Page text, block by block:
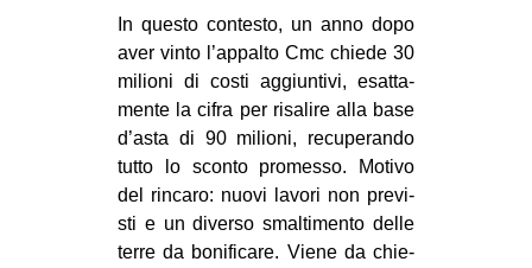
In que­sto con­te­sto, un anno dopo
aver vinto l’appalto Cmc chiede 30
milioni di costi aggiun­tivi, esat­ta­
mente la cifra per risa­lire alla base
d’asta di 90 milioni, recu­pe­rando
tutto lo sconto pro­messo. Motivo
del rin­caro: nuovi lavori non pre­vi­
sti e un diverso smal­ti­mento delle
terre da boni­fi­care. Viene da chie­